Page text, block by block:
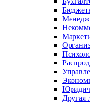
Другая